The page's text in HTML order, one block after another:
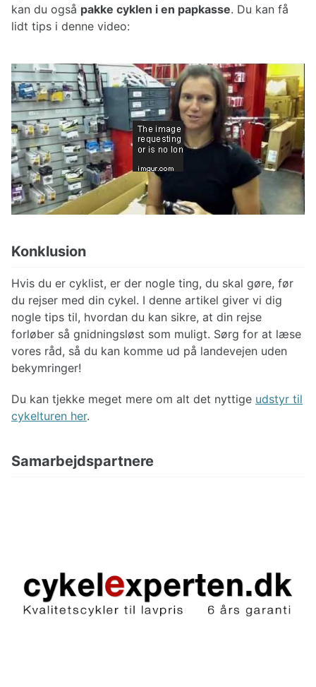
kan du også pakke cyklen i en papkasse. Du kan få
lidt tips i denne video:
Konklusion
Hvis du er cyklist, er der nogle ting, du skal gøre, før
du rejser med din cykel. I denne artikel giver vi dig
nogle tips til, hvordan du kan sikre, at din rejse
forløber så gnidningsløst som muligt. Sørg for at læse
vores råd, så du kan komme ud på landevejen uden
bekymringer!
Du kan tjekke meget mere om alt det nyttige udstyr til
cykelturen her.
Samarbejdspartnere